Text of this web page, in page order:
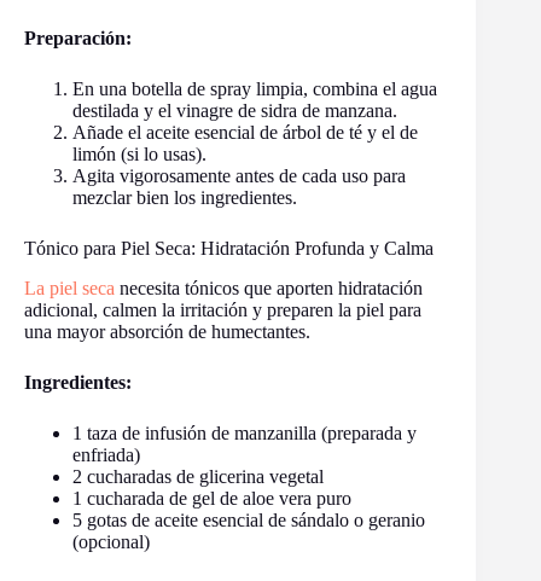
Preparación:
En una botella de spray limpia, combina el agua
destilada y el vinagre de sidra de manzana.
Añade el aceite esencial de árbol de té y el de
limón (si lo usas).
Agita vigorosamente antes de cada uso para
mezclar bien los ingredientes.
Tónico para Piel Seca: Hidratación Profunda y Calma
La piel seca necesita tónicos que aporten hidratación
adicional, calmen la irritación y preparen la piel para
una mayor absorción de humectantes.
Ingredientes:
1 taza de infusión de manzanilla (preparada y
enfriada)
2 cucharadas de glicerina vegetal
1 cucharada de gel de aloe vera puro
5 gotas de aceite esencial de sándalo o geranio
(opcional)